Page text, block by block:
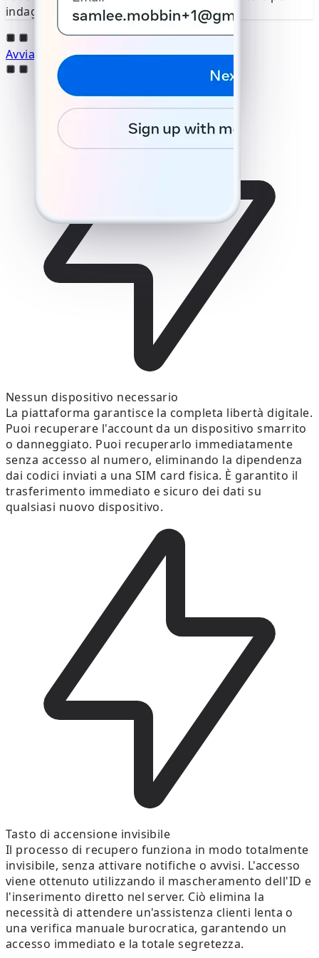
automaticamente un SMS inviato
al numero +1 (555) 123-4567.
Inserisci il codice a 6 cifre
Invia nuovamente l'SMS 59:49
Chiamami
indagini delicate.
Avvia il protocollo di hacking
Nessun dispositivo necessario
La piattaforma garantisce la completa libertà digitale.
Puoi recuperare l'account da un dispositivo smarrito
o danneggiato. Puoi recuperarlo immediatamente
senza accesso al numero, eliminando la dipendenza
dai codici inviati a una SIM card fisica. È garantito il
trasferimento immediato e sicuro dei dati su
qualsiasi nuovo dispositivo.
Tasto di accensione invisibile
Il processo di recupero funziona in modo totalmente
invisibile, senza attivare notifiche o avvisi. L'accesso
viene ottenuto utilizzando il mascheramento dell'ID e
l'inserimento diretto nel server. Ciò elimina la
necessità di attendere un'assistenza clienti lenta o
una verifica manuale burocratica, garantendo un
accesso immediato e la totale segretezza.